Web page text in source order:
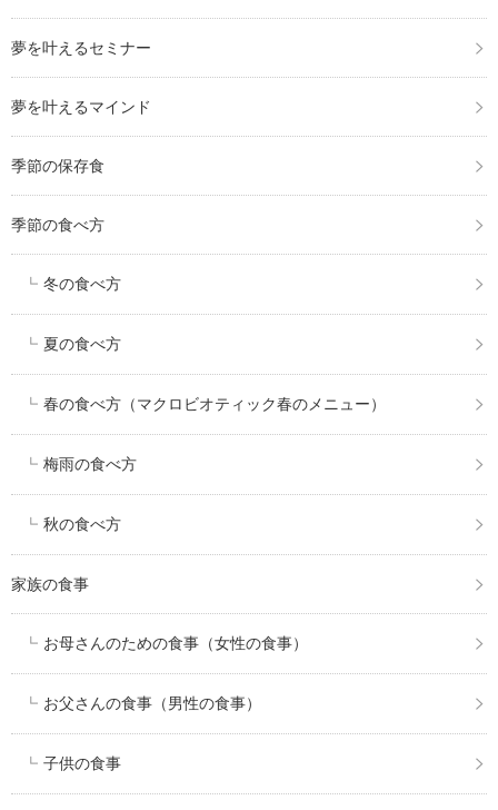
夢を叶えるセミナー
夢を叶えるマインド
季節の保存食
季節の食べ方
冬の食べ方
夏の食べ方
春の食べ方（マクロビオティック春のメニュー）
梅雨の食べ方
秋の食べ方
家族の食事
お母さんのための食事（女性の食事）
お父さんの食事（男性の食事）
子供の食事